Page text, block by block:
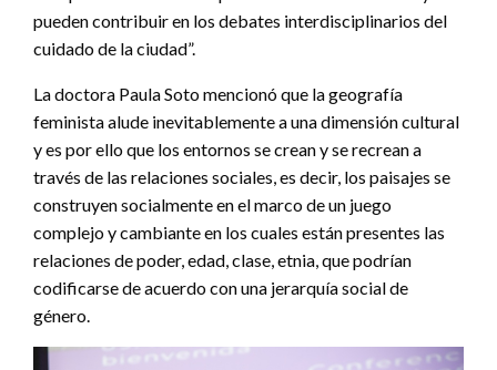
pueden contribuir en los debates interdisciplinarios del
cuidado de la ciudad”.
La doctora Paula Soto mencionó que la geografía
feminista alude inevitablemente a una dimensión cultural
y es por ello que los entornos se crean y se recrean a
través de las relaciones sociales, es decir, los paisajes se
construyen socialmente en el marco de un juego
complejo y cambiante en los cuales están presentes las
relaciones de poder, edad, clase, etnia, que podrían
codificarse de acuerdo con una jerarquía social de
género.